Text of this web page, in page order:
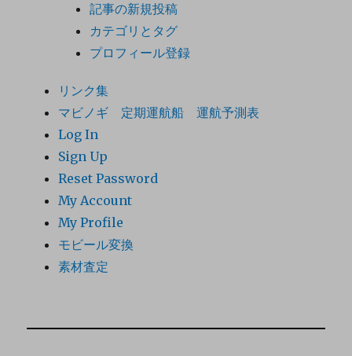
記事の新規投稿
カテゴリとタグ
プロフィール登録
リンク集
マビノギ 定期運航船 運航予測表
Log In
Sign Up
Reset Password
My Account
My Profile
モビール変換
素材査定